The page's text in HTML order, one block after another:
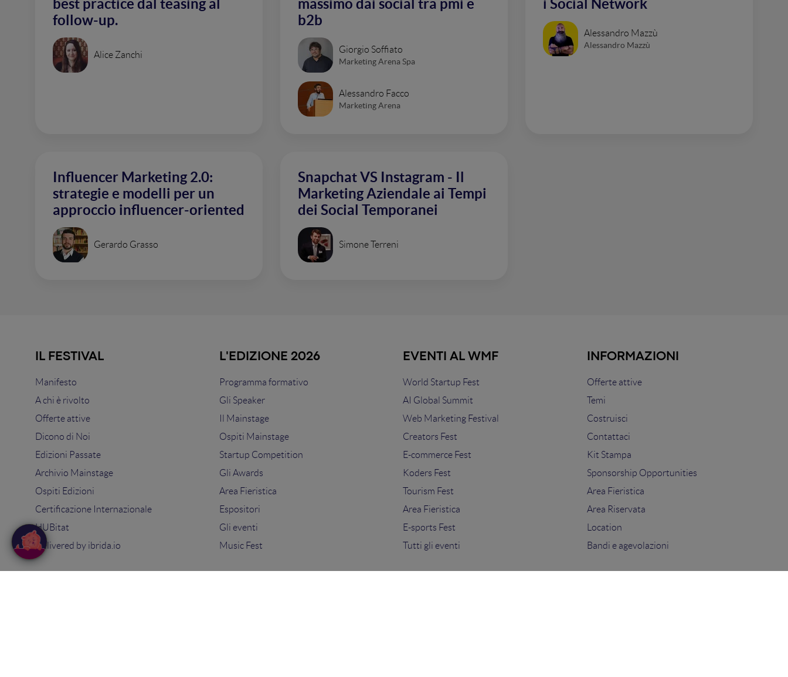
best practice dal teasing al
follow-up.
Alice Zanchi
massimo dai social tra pmi e
b2b
Giorgio Soffiato
Marketing Arena Spa
Alessandro Facco
Marketing Arena
i Social Network
Alessandro Mazzù
Alessandro Mazzù
Influencer Marketing 2.0:
strategie e modelli per un
approccio influencer-oriented
Gerardo Grasso
Snapchat VS Instagram - Il
Marketing Aziendale ai Tempi
dei Social Temporanei
Simone Terreni
IL FESTIVAL
Manifesto
A chi è rivolto
Offerte attive
Dicono di Noi
Edizioni Passate
Archivio Mainstage
Ospiti Edizioni
Certificazione Internazionale
HUBitat
Delivered by ibrida.io
L'EDIZIONE 2026
Programma formativo
Gli Speaker
Il Mainstage
Ospiti Mainstage
Startup Competition
Gli Awards
Area Fieristica
Espositori
Gli eventi
Music Fest
EVENTI AL WMF
World Startup Fest
AI Global Summit
Web Marketing Festival
Creators Fest
E-commerce Fest
Koders Fest
Tourism Fest
Area Fieristica
E-sports Fest
Tutti gli eventi
INFORMAZIONI
Offerte attive
Temi
Costruisci
Contattaci
Kit Stampa
Sponsorship Opportunities
Area Fieristica
Area Riservata
Location
Bandi e agevolazioni